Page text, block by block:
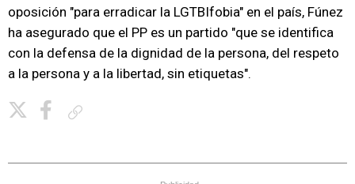
oposición "para erradicar la LGTBIfobia" en el país, Fúnez
ha asegurado que el PP es un partido "que se identifica
con la defensa de la dignidad de la persona, del respeto
a la persona y a la libertad, sin etiquetas".